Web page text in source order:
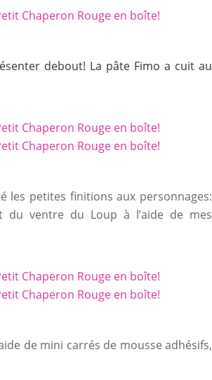
debout! La pâte Fimo a cuit au
les petites finitions aux personnages:
du ventre du Loup à l’aide de mes
de mini carrés de mousse adhésifs,